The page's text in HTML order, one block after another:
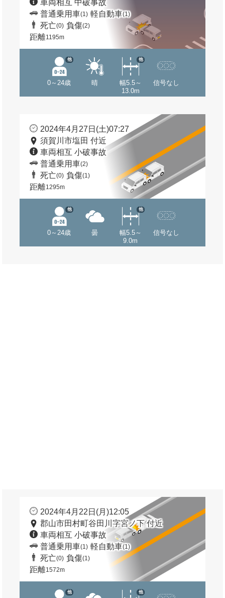
車両相互 中破事故
普通乗用車(1) 軽自動車(1)
死亡(0) 負傷(2)
距離1195m
0～24歳
他
晴
幅5.5～
13.0m
他
信号なし
2024年4月27日(土)07:27
須賀川市塩田 付近
車両相互 小破事故
普通乗用車(2)
死亡(0) 負傷(1)
距離1295m
0～24歳
他
曇
幅5.5～
9.0m
他
信号なし
2024年4月22日(月)12:05
郡山市田村町谷田川字宮ノ下 付近
車両相互 小破事故
普通乗用車(1) 軽自動車(1)
死亡(0) 負傷(1)
距離1572m
他 他